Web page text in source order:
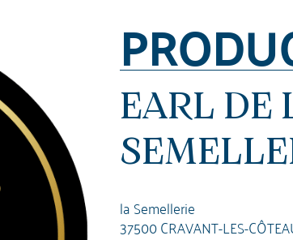
EARL DE
la Semellerie
37500 CRAVANT-LES-